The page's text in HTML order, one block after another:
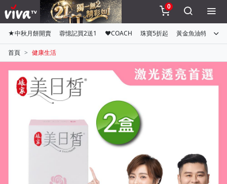
0
★中秋月餅開賣 蓉憶記買2送1 ♥COACH 珠寶5折起 黃金魚油特惠組
首頁 健康生活